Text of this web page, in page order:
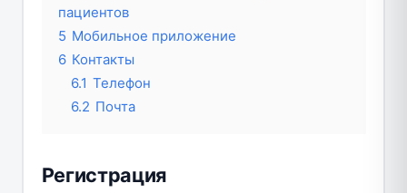
пациентов
5 Мобильное приложение
6 Контакты
6.1 Телефон
6.2 Почта
Регистрация